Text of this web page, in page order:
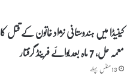
کینیڈا میں ہندوستانی نژاد خاتون کے قتل کا
معمہ حل، 7 ماہ بعد بوائے فرینڈ گرفتار
13 منٹس پہلے